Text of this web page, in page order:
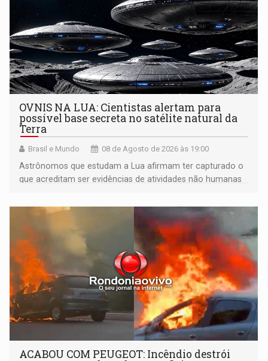
OVNIS NA LUA: Cientistas alertam para
possível base secreta no satélite natural da
Terra
Brasil e Mundo 08 de Agosto de 2026 às 19:00
Astrônomos que estudam a Lua afirmam ter capturado o
que acreditam ser evidências de atividades não humanas
órbita
ACABOU COM PEUGEOT: Incêndio destrói